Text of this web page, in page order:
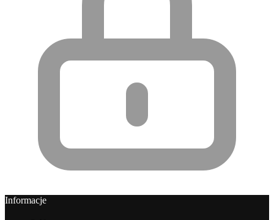
Informacje